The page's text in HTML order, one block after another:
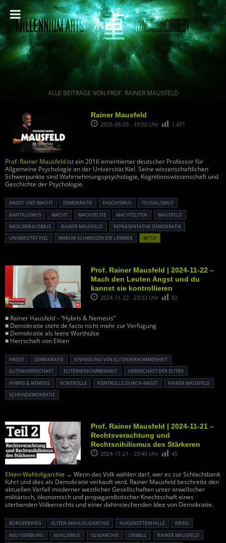
ALLE BEITRÄGE VON PROF. RAINER MAUSFELD
Rainer Mausfeld
2025-08-03 - 10:50 Uhr 1.471
Prof. Rainer Mausfeld ist ein 2016 emeritierter deutscher Professor für
Allgemeine Psychologie an der Universität Kiel. Seine wissenschaftlichen
Schwerpunkte sind Wahrnehmungspsychologie, Kognitionswissenschaft und
Geschichte der Psychologie.
ANGST UND MACHT DEMOKRATIE FASCHISMUS
FEUDALISMUS
KAPITALISMUS
MACHT MACHTELITE MACHTELITEN
MAUSFELD
NEOLIBERALISMUS
RAINER MAUSFELD
REPRÄSENTATIVE DEMOKRATIE
UNIVERSITÄT KIEL
WARUM SCHWEIGEN DIE LÄMMER 種TOP
Prof. Rainer Mausfeld | 2024-11-22 –
Mach den Leuten Angst und du
kannst sie kontrollieren
2024-11-22 - 23:33 Uhr 82
■ Rainer Hausfeld – “Hybris & Nemesis”
■ Demokratie steht de facto nicht mehr zur Verfügung
■ Demokratie als leere Worthülse
■ Herrschaft von Eliten
ANGST DEMOKRATIE
EINHEGUNG VON ELITENVERKOMMENHEIT
ELITENHERRSCHAFT
ELITENVERKOMMENHEIT
HERRSCHAFT DER ELITEN
HYBRIS & NEMESIS
KONTROLLE KONTROLLE DURCH ANGST
RAINER MAUSFELD
SCHEINDEMOKRATIE
Prof. Rainer Mausfeld | 2024-11-21 –
Rechtsverachtung und
Rechtsnihilismus des Stärkeren
2024-11-21 - 23:40 Uhr 45
Eliten-Wahloligarchie → Wenn das Volk wählen darf, wer es zur Schlachtbank
führt und dies als Demokratie verkauft wird. Rainer Mausfeld beschreibt den
aktuellen Verfall moderner westlicher Gesellschaften unter orwellscher
militärisch, ökonomisch und propagandistischer Knechtschaft eines
sterbenden Völkerrechts und einer dahinsiechenden Idee von Demokratie.
BÜRGERKRIEG ELITEN-WAHLOLIGARCHIE HUGENOTTENHALLE
KRIEG
NEU-ISENBURG
NIHILISMUS OLIGARCHIE ORWELL
RAINER MAUSFELD